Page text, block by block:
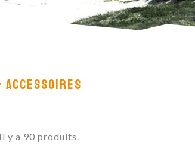
ACCESSOIRES
y a 90 produits.